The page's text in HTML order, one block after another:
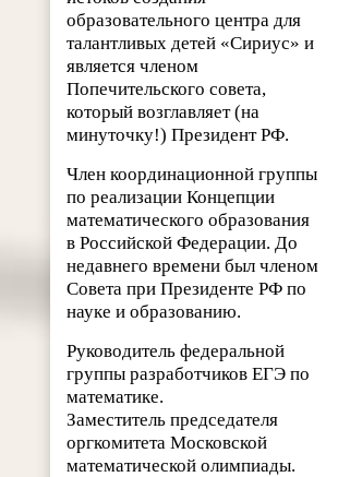
образовательного центра для
талантливых детей «Сириус» и
является членом
Попечительского совета,
который возглавляет (на
минуточку!) Президент РФ.
Член координационной группы
по реализации Концепции
математического образования
в Российской Федерации. До
недавнего времени был членом
Совета при Президенте РФ по
науке и образованию.
Руководитель федеральной
группы разработчиков ЕГЭ по
математике.
Заместитель председателя
оргкомитета Московской
математической олимпиады.